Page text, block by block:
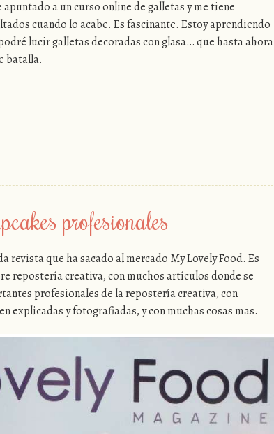
a un curso online de galletas y me tiene
cuando lo acabe. Es fascinante. Estoy aprendiendo
lucir galletas decoradas con glasa… que hasta ahora
batalla.
profesionales
revista que ha sacado al mercado My Lovely Food. Es
repostería creativa, con muchos artículos donde se
profesionales de la repostería creativa, con
explicadas y fotografiadas, y con muchas cosas mas.